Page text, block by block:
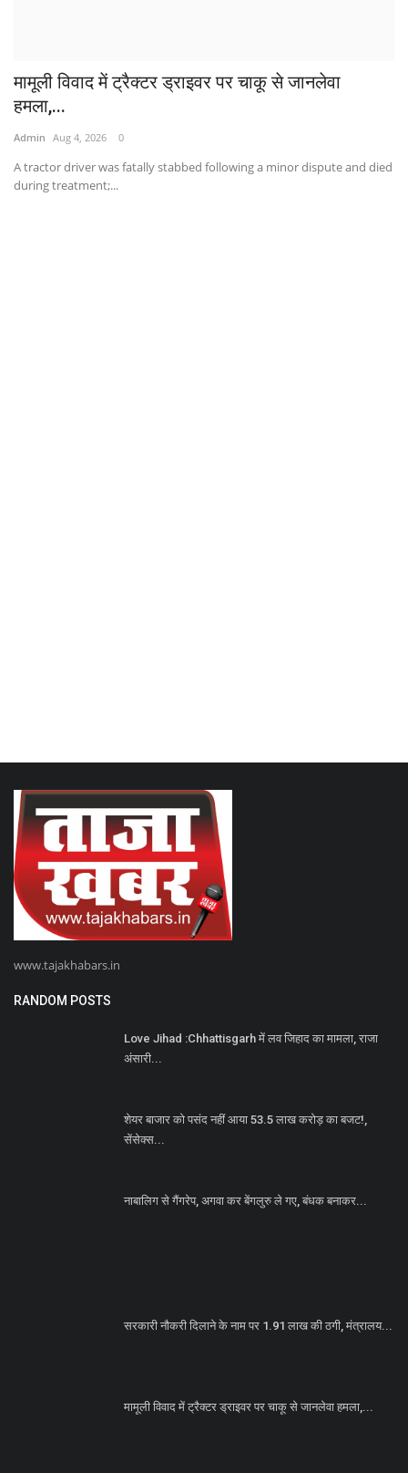
मामूली विवाद में ट्रैक्टर ड्राइवर पर चाकू से जानलेवा
हमला,...
Admin Aug 4, 2026 0
A tractor driver was fatally stabbed following a minor dispute and died
during treatment;...
www.tajakhabars.in
RANDOM POSTS
Love Jihad :Chhattisgarh में लव जिहाद का मामला, राजा
अंसारी...
शेयर बाजार को पसंद नहीं आया 53.5 लाख करोड़ का बजट!,
सेंसेक्स...
नाबालिग से गैंगरेप, अगवा कर बेंगलुरु ले गए, बंधक बनाकर...
सरकारी नौकरी दिलाने के नाम पर 1.91 लाख की ठगी, मंत्रालय...
मामूली विवाद में ट्रैक्टर ड्राइवर पर चाकू से जानलेवा हमला,...